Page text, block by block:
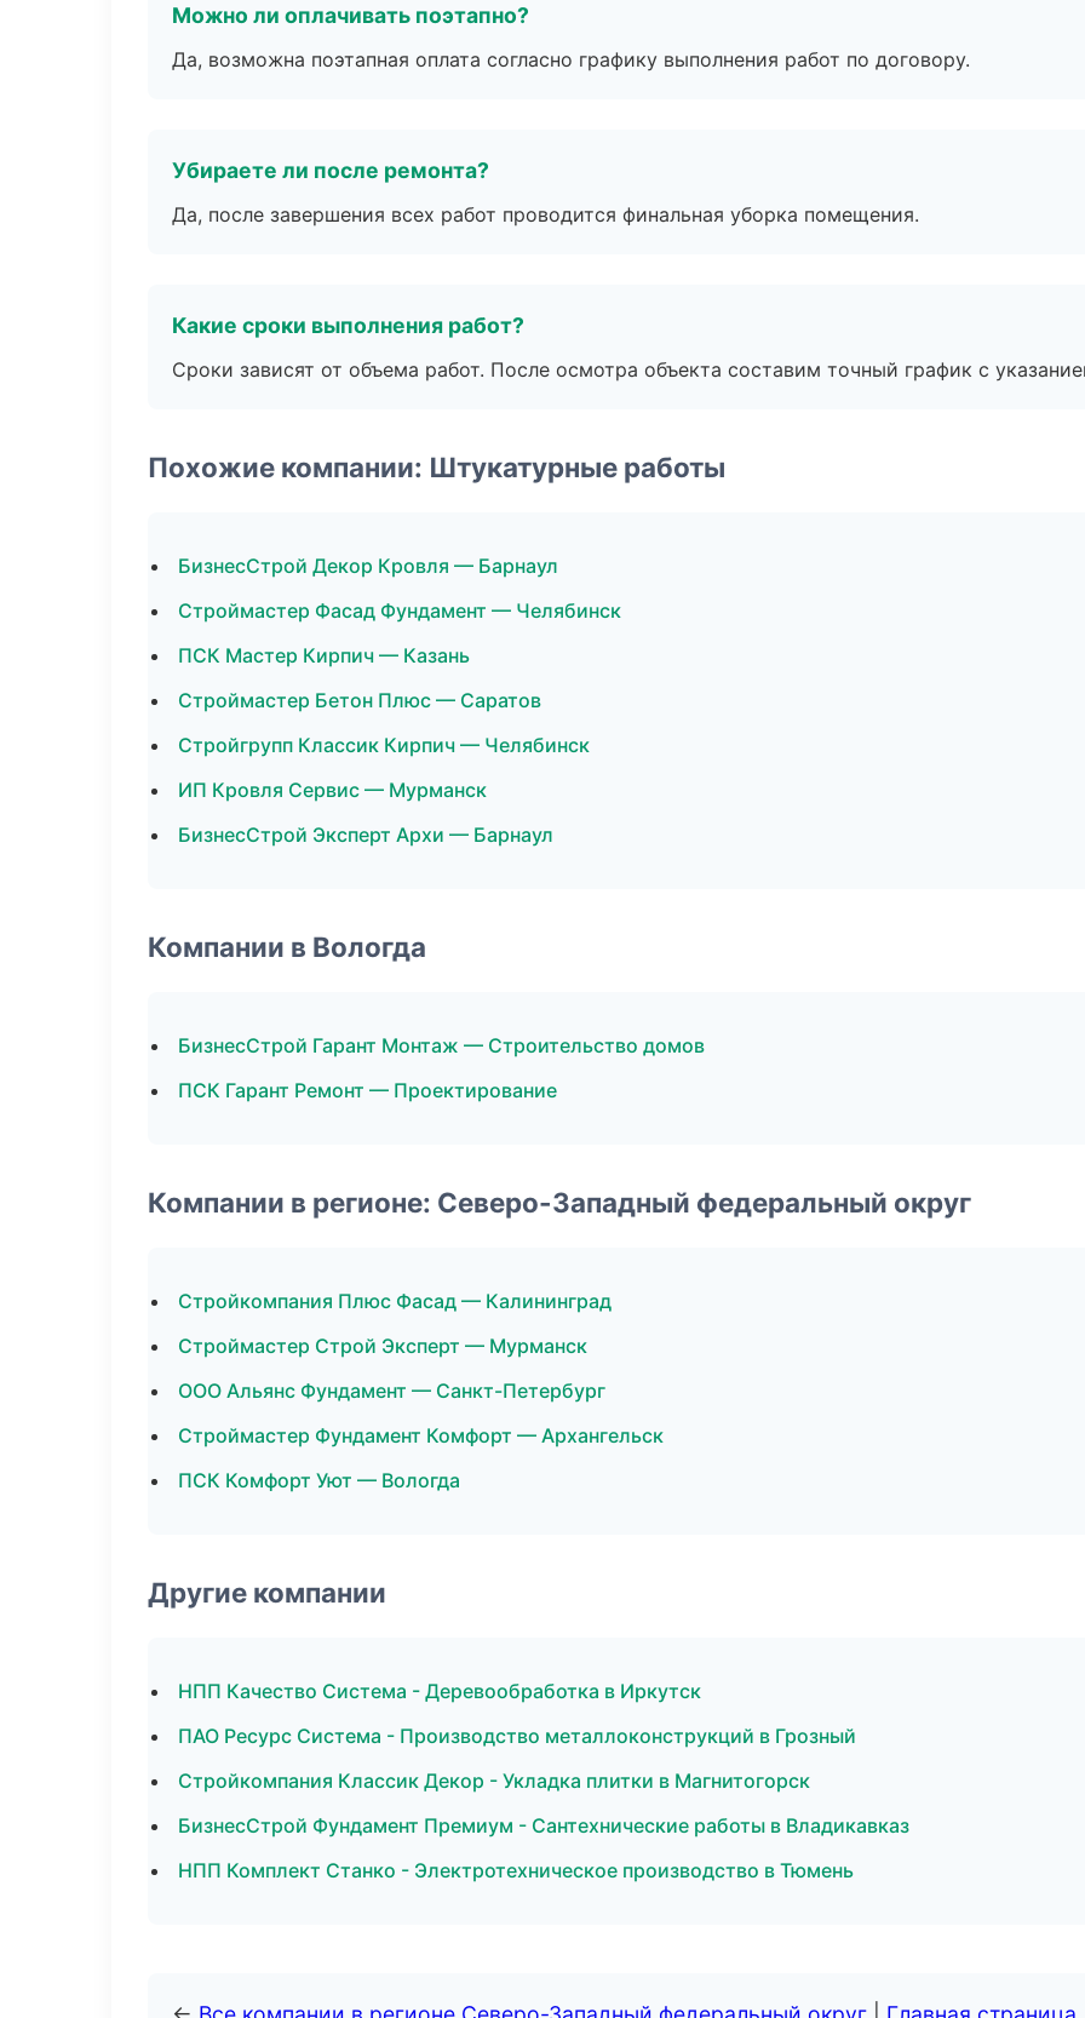
Можно ли оплачивать поэтапно?
Да, возможна поэтапная оплата согласно графику выполнения работ по договору.
Убираете ли после ремонта?
Да, после завершения всех работ проводится финальная уборка помещения.
Какие сроки выполнения работ?
Сроки зависят от объема работ. После осмотра объекта составим точный график с
Похожие компании: Штукатурные работы
БизнесСтрой Декор Кровля — Барнаул
Строймастер Фасад Фундамент — Челябинск
ПСК Мастер Кирпич — Казань
Строймастер Бетон Плюс — Саратов
Стройгрупп Классик Кирпич — Челябинск
ИП Кровля Сервис — Мурманск
БизнесСтрой Эксперт Архи — Барнаул
Компании в Вологда
БизнесСтрой Гарант Монтаж — Строительство домов
ПСК Гарант Ремонт — Проектирование
Компании в регионе: Северо-Западный федеральный округ
Стройкомпания Плюс Фасад — Калининград
Строймастер Строй Эксперт — Мурманск
ООО Альянс Фундамент — Санкт-Петербург
Строймастер Фундамент Комфорт — Архангельск
ПСК Комфорт Уют — Вологда
Другие компании
НПП Качество Система - Деревообработка в Иркутск
ПАО Ресурс Система - Производство металлоконструкций в Грозный
Стройкомпания Классик Декор - Укладка плитки в Магнитогорск
БизнесСтрой Фундамент Премиум - Сантехнические работы в Владикавказ
НПП Комплект Станко - Электротехническое производство в Тюмень